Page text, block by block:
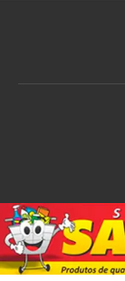
Sobre o Blog
@2020 - All